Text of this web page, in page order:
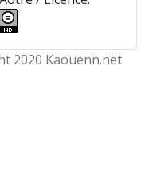
2020 Kaouenn.net